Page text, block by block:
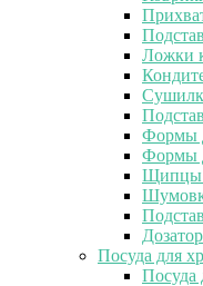
Ложки
Формы
Формы
Щипцы
Посуда для
Посуда